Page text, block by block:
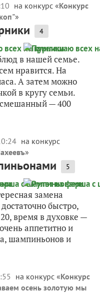
на конкурс «Конкурс
»
4
в нашей семье.
нравится. На
А затем можно
в кругу семьи.
— 400
на конкурс
»
5
замена
быстро,
время в духовке —
аппетитно и
шампиньонов и
на конкурс «Конкурс
осень золотую мы